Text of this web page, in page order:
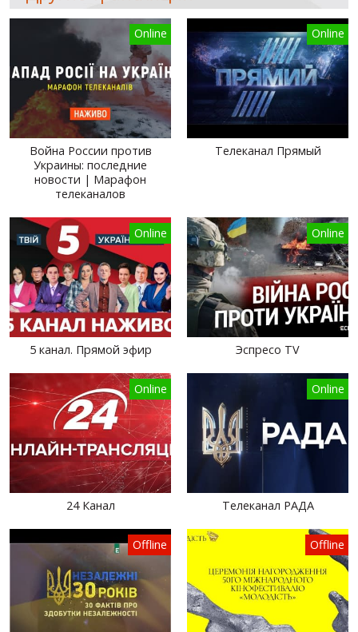
Online
Война России против
Украины: последние
новости | Марафон
телеканалов
Online
Телеканал Прямый
Online
5 канал. Прямой эфир
Online
Эспресо TV
Online
24 Канал
Online
Телеканал РАДА
Offline Offline